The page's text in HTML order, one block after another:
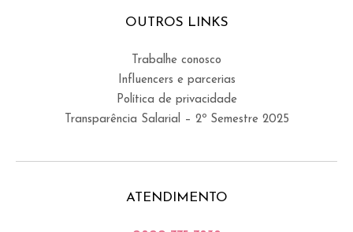
OUTROS LINKS
Trabalhe conosco
Influencers e parcerias
Política de privacidade
Transparência Salarial – 2º Semestre 2025
ATENDIMENTO